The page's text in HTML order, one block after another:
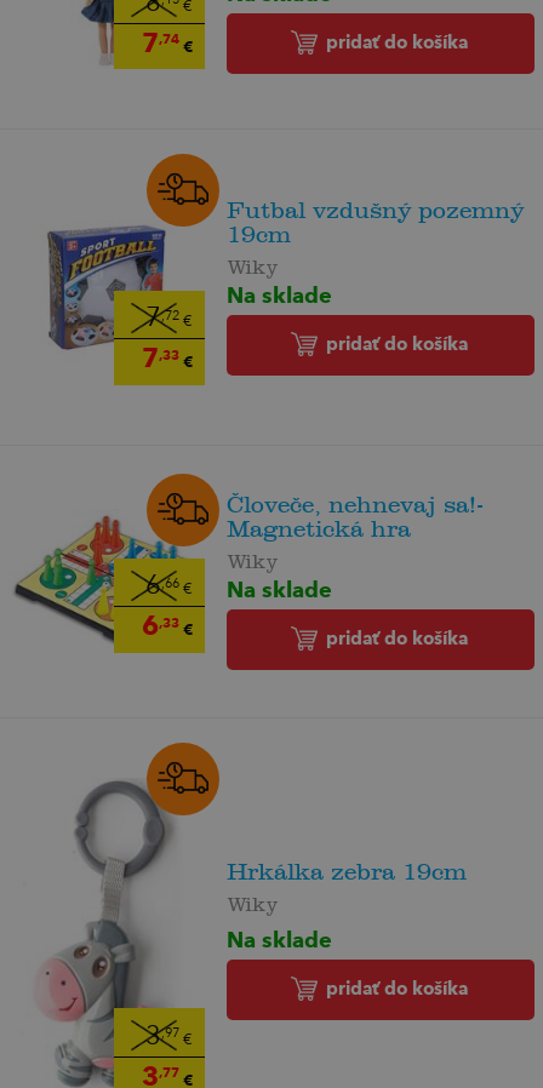
€
7,74€ pridať do košíka
7,72€
7,33€
Futbal vzdušný pozemný
19cm
Wiky
Na sklade
pridať do košíka
6,66€
6,33€
Človeče, nehnevaj sa!-
Magnetická hra
Wiky
Na sklade
pridať do košíka
3,97 €
3,77 €
Hrkálka zebra 19cm
Wiky
Na sklade
pridať do košíka